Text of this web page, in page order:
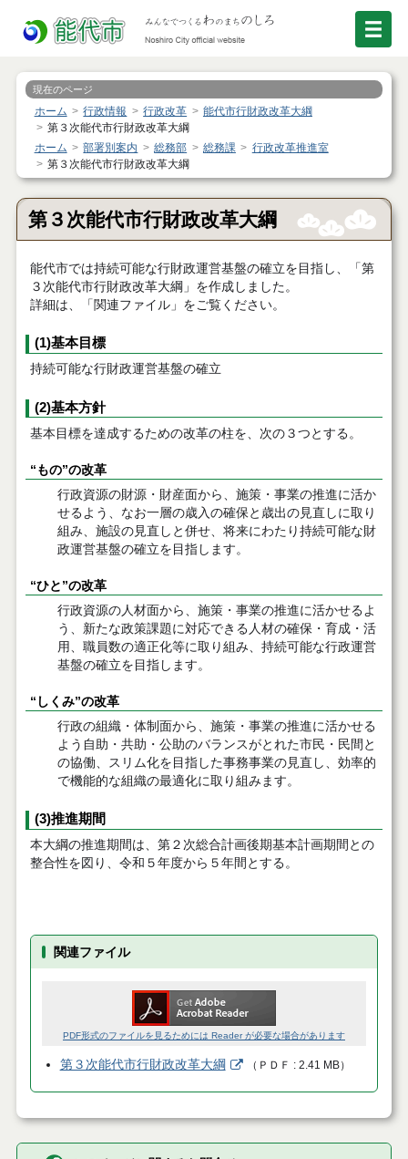
現在のページ
ホーム 行政情報 行政改革
能代市行財政改革大綱
第３次能代市行財政改革大綱
ホーム
部署別案内 総務部 総務課
行政改革推進室
第３次能代市行財政改革大綱
第３次能代市行財政改革大綱
能代市では持続可能な行財政運営基盤の確立を目指し、「第
３次能代市行財政改革大綱」を作成しました。
詳細は、「関連ファイル」をご覧ください。
(1)基本目標
持続可能な行財政運営基盤の確立
(2)基本方針
基本目標を達成するための改革の柱を、次の３つとする。
“もの”の改革
行政資源の財源・財産面から、施策・事業の推進に活か
せるよう、なお一層の歳入の確保と歳出の見直しに取り
組み、施設の見直しと併せ、将来にわたり持続可能な財
政運営基盤の確立を目指します。
“ひと”の改革
行政資源の人材面から、施策・事業の推進に活かせるよ
う、新たな政策課題に対応できる人材の確保・育成・活
用、職員数の適正化等に取り組み、持続可能な行政運営
基盤の確立を目指します。
“しくみ”の改革
行政の組織・体制面から、施策・事業の推進に活かせる
よう自助・共助・公助のバランスがとれた市民・民間と
の協働、スリム化を目指した事務事業の見直し、効率的
で機能的な組織の最適化に取り組みます。
(3)推進期間
本大綱の推進期間は、第２次総合計画後期基本計画期間との
整合性を図り、令和５年度から５年間とする。
関連ファイル
PDF形式のファイルを見るためには Reader が必要な場合があります
第３次能代市行財政改革大綱 （ ＰＤＦ 2.41 MB）